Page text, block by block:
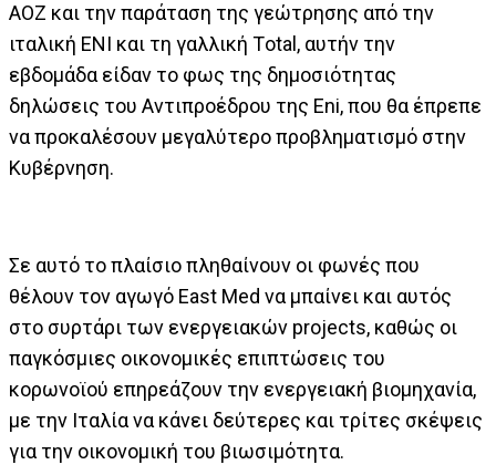
ΑΟΖ και την παράταση της γεώτρησης από την
ιταλική ΕΝΙ και τη γαλλική Τotal, αυτήν την
εβδομάδα είδαν το φως της δημοσιότητας
δηλώσεις του Αντιπροέδρου της Eni, που θα έπρεπε
να προκαλέσουν μεγαλύτερο προβληματισμό στην
Κυβέρνηση.
Σε αυτό το πλαίσιο πληθαίνουν οι φωνές που
θέλουν τον αγωγό East Med να μπαίνει και αυτός
στο συρτάρι των ενεργειακών projects, καθώς οι
παγκόσμιες οικονομικές επιπτώσεις του
κορωνοϊού επηρεάζουν την ενεργειακή βιομηχανία,
με την Ιταλία να κάνει δεύτερες και τρίτες σκέψεις
για την οικονομική του βιωσιμότητα.